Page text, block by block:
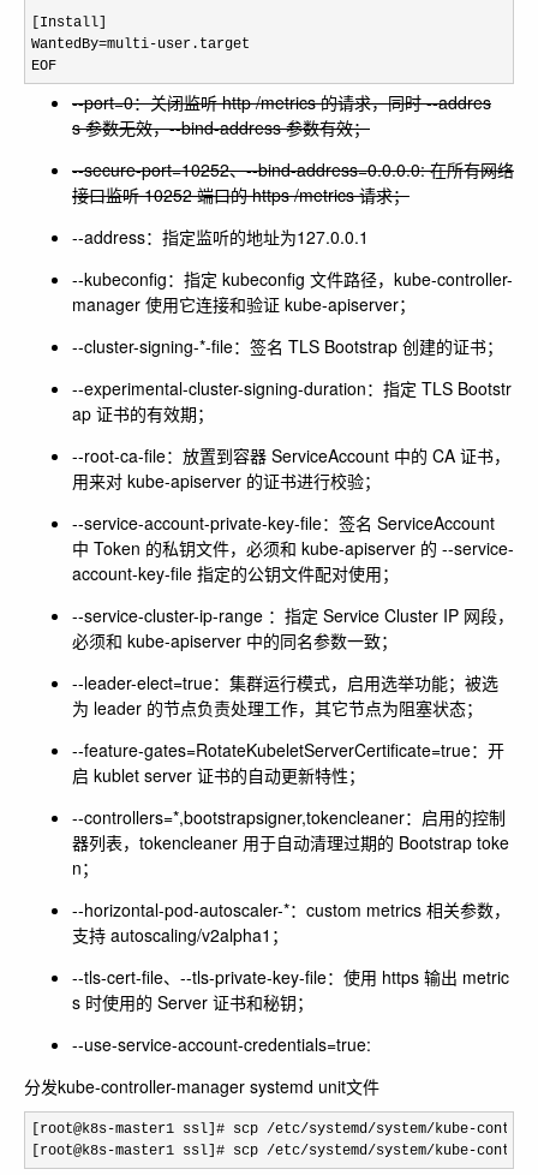
[Install]
WantedBy=multi-user.target
EOF
--port=0：关闭监听 http /metrics 的请求，同时--addres
s参数无效，--bind-address参数有效；
--secure-port=10252、--bind-address=0.0.0.0: 在所有网络
接口监听 10252 端口的 https /metrics 请求；
--address：指定监听的地址为127.0.0.1
--kubeconfig：指定 kubeconfig 文件路径，kube-controller-
manager 使用它连接和验证 kube-apiserver；
--cluster-signing-*-file：签名 TLS Bootstrap 创建的证书；
--experimental-cluster-signing-duration：指定 TLS Bootstr
ap 证书的有效期；
--root-ca-file：放置到容器 ServiceAccount 中的 CA 证书，
用来对 kube-apiserver 的证书进行校验；
--service-account-private-key-file：签名 ServiceAccount
中 Token 的私钥文件，必须和 kube-apiserver 的 --service-
account-key-file 指定的公钥文件配对使用；
--service-cluster-ip-range ：指定 Service Cluster IP 网段，
必须和 kube-apiserver 中的同名参数一致；
--leader-elect=true：集群运行模式，启用选举功能；被选
为 leader 的节点负责处理工作，其它节点为阻塞状态；
--feature-gates=RotateKubeletServerCertificate=true：开
启 kublet server 证书的自动更新特性；
--controllers=*,bootstrapsigner,tokencleaner：启用的控制
器列表，tokencleaner 用于自动清理过期的 Bootstrap toke
n；
--horizontal-pod-autoscaler-*：custom metrics 相关参数，
支持 autoscaling/v2alpha1；
--tls-cert-file、 --tls-private-key-file：使用 https 输出 metric
s 时使用的 Server 证书和秘钥；
--use-service-account-credentials=true:
分发kube-controller-manager systemd unit文件
[root@k8s-master1 ssl]# scp /etc/systemd/system/kube-
[root@k8s-master1 ssl]# scp /etc/systemd/system/kube-